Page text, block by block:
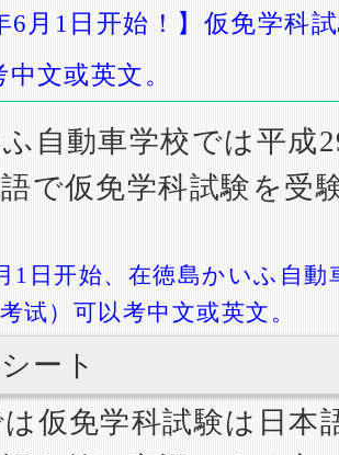
6月1日开始！】仮免学科
文或英文。
自動車学校では平成
で仮免学科試験を受
1日开始、在徳島かいふ自動
试）可以考中文或英文。
仮免学科試験は日本